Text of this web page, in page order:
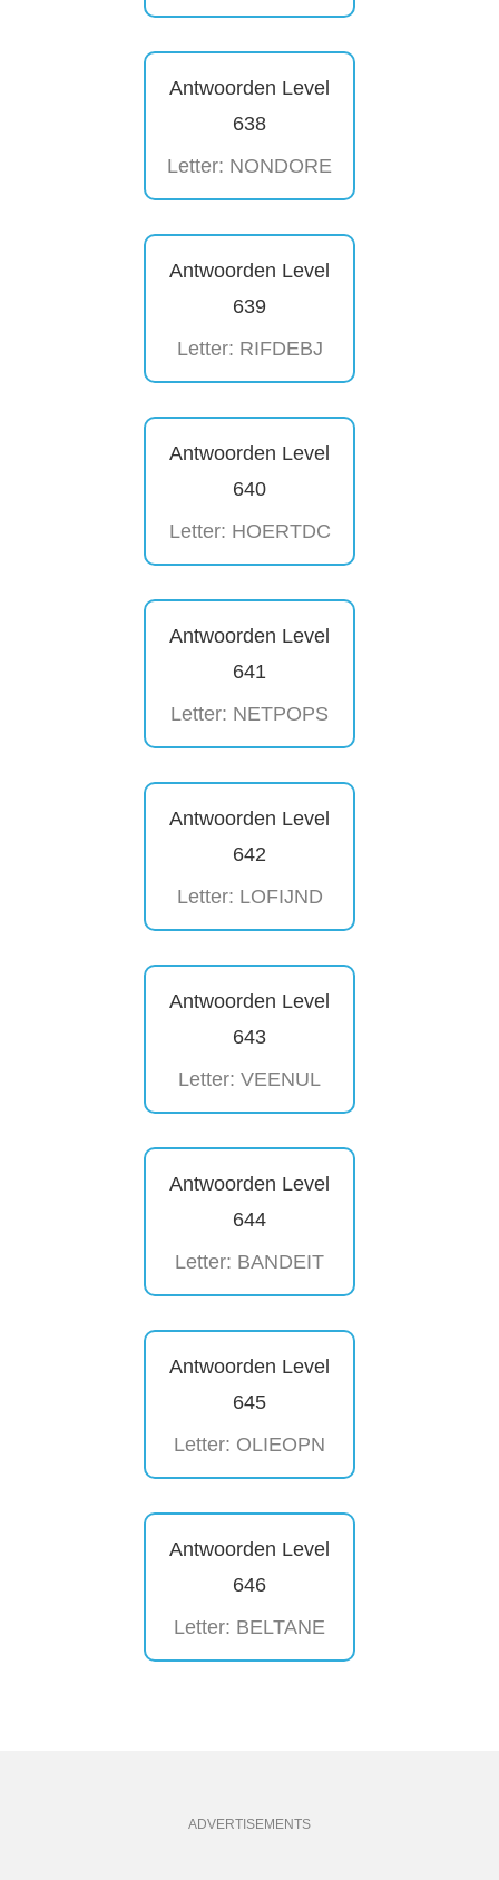
Antwoorden Level
638
Letter: NONDORE
Antwoorden Level
639
Letter: RIFDEBJ
Antwoorden Level
640
Letter: HOERTDC
Antwoorden Level
641
Letter: NETPOPS
Antwoorden Level
642
Letter: LOFIJND
Antwoorden Level
643
Letter: VEENUL
Antwoorden Level
644
Letter: BANDEIT
Antwoorden Level
645
Letter: OLIEOPN
Antwoorden Level
646
Letter: BELTANE
ADVERTISEMENTS